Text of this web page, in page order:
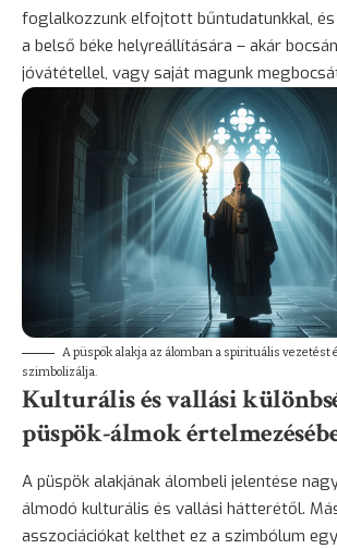
foglalkozzunk elfojtott bűntudatunkkal,
a belső béke helyreállítására – akár
jóvátétellel, vagy saját magunk
A püspök alakja az álomban a spirituális vezetést
szimbolizálja.
Kulturális és vallási
püspök-álmok
A püspök alakjának álombeli jelentése
álmodó kulturális és vallási hátterétől.
asszociációkat kelthet ez a szimbólum